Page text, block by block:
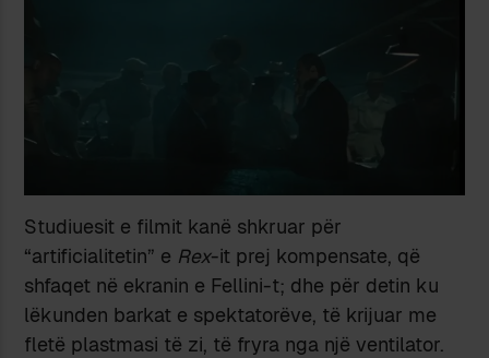
Studiuesit e filmit kanë shkruar për
“artificialitetin” e Rex-it prej kompensate, që
shfaqet në ekranin e Fellini-t; dhe për detin ku
lëkunden barkat e spektatorëve, të krijuar me
fletë plastmasi të zi, të fryra nga një ventilator.